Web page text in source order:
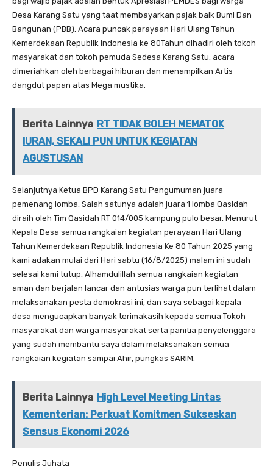
Desa Karang Satu yang taat membayarkan pajak baik Bumi Dan
Bangunan (PBB). Acara puncak perayaan Hari Ulang Tahun
Kemerdekaan Republik Indonesia ke 80Tahun dihadiri oleh tokoh
masyarakat dan tokoh pemuda Sedesa Karang Satu, acara
dimeriahkan oleh berbagai hiburan dan menampilkan Artis
dangdut papan atas Mega mustika.
Berita Lainnya RT TIDAK BOLEH MEMATOK
IURAN, SEKALI PUN UNTUK KEGIATAN
AGUSTUSAN
Selanjutnya Ketua BPD Karang Satu Pengumuman juara
pemenang lomba, Salah satunya adalah juara 1 lomba Qasidah
diraih oleh Tim Qasidah RT 014/005 kampung pulo besar, Menurut
Kepala Desa semua rangkaian kegiatan perayaan Hari Ulang
Tahun Kemerdekaan Republik Indonesia Ke 80 Tahun 2025 yang
kami adakan mulai dari Hari sabtu (16/8/2025) malam ini sudah
selesai kami tutup, Alhamdulillah semua rangkaian kegiatan
aman dan berjalan lancar dan antusias warga pun terlihat dalam
melaksanakan pesta demokrasi ini, dan saya sebagai kepala
desa mengucapkan banyak terimakasih kepada semua Tokoh
masyarakat dan warga masyarakat serta panitia penyelenggara
yang sudah membantu saya dalam melaksanakan semua
rangkaian kegiatan sampai Ahir, pungkas SARIM.
Berita Lainnya High Level Meeting Lintas
Kementerian: Perkuat Komitmen Sukseskan
Sensus Ekonomi 2026
Penulis Juhata